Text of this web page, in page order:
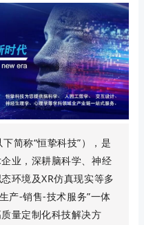
简称“恒挚科技”），是
业，深耕脑科学、神经
环境及XR仿真现实等多
产-销售-技术服务”一体
量定制化科技解决方